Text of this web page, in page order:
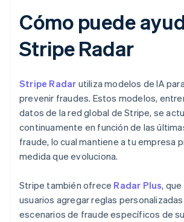
Cómo puede
Stripe Radar
Stripe Radar utiliza modelos de IA
prevenir fraudes. Estos modelos,
datos de la red global de Stripe, se
continuamente en función de las
fraude, lo cual mantiene a tu empresa
medida que evoluciona.
Stripe también ofrece Radar Plus,
usuarios agregar reglas
escenarios de fraude específicos de